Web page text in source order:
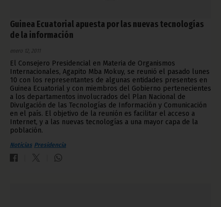
Guinea Ecuatorial apuesta por las nuevas tecnologías
de la información
enero 12, 2011
El Consejero Presidencial en Materia de Organismos
Internacionales, Agapito Mba Mokuy, se reunió el pasado lunes
10 con los representantes de algunas entidades presentes en
Guinea Ecuatorial y con miembros del Gobierno pertenecientes
a los departamentos involucrados del Plan Nacional de
Divulgación de las Tecnologías de Información y Comunicación
en el país. El objetivo de la reunión es facilitar el acceso a
Internet, y a las nuevas tecnologías a una mayor capa de la
población.
Noticias Presidencia